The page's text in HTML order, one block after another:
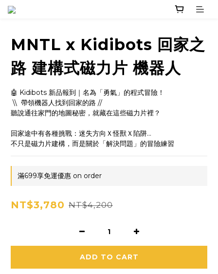
MNTL x Kidibots 回家之
路 建構式磁力片 機器人
🤖 Kidibots 新品報到｜名為「勇氣」的程式冒險！
\\  帶領機器人找到回家的路 //
聽說通往家門的地圖秘密，就藏在這些磁力片裡？
回家途中有各種挑戰：迷失方向Ｘ怪獸Ｘ陷阱...
不只是磁力片建構，而是關於「解決問題」的冒險練習
滿699享免運優惠 on order
NT$3,780 NT$4,200
ADD TO CART